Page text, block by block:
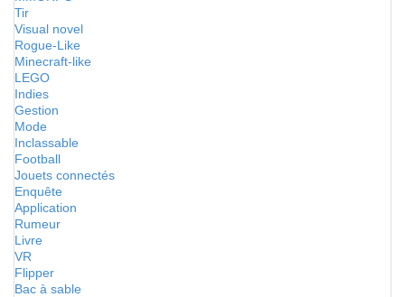
Tir
Visual novel
Rogue-Like
Minecraft-like
LEGO
Indies
Gestion
Mode
Inclassable
Football
Jouets connectés
Enquête
Application
Rumeur
Livre
VR
Flipper
Bac à sable